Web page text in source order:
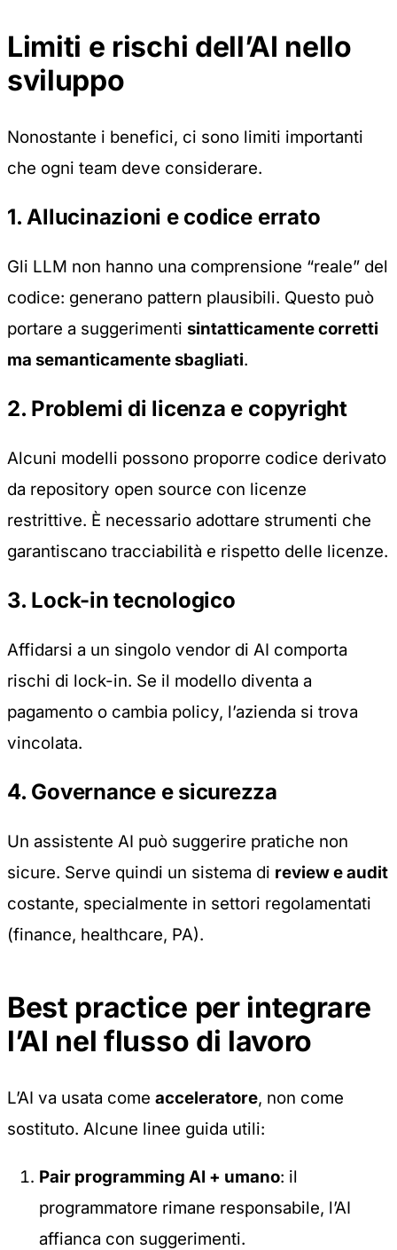
Limiti e rischi dell’AI nello
sviluppo
Nonostante i benefici, ci sono limiti importanti
che ogni team deve considerare.
1. Allucinazioni e codice errato
Gli LLM non hanno una comprensione “reale” del
codice: generano pattern plausibili. Questo può
portare a suggerimenti sintatticamente corretti
ma semanticamente sbagliati.
2. Problemi di licenza e copyright
Alcuni modelli possono proporre codice derivato
da repository open source con licenze
restrittive. È necessario adottare strumenti che
garantiscano tracciabilità e rispetto delle licenze.
3. Lock-in tecnologico
Affidarsi a un singolo vendor di AI comporta
rischi di lock-in. Se il modello diventa a
pagamento o cambia policy, l’azienda si trova
vincolata.
4. Governance e sicurezza
Un assistente AI può suggerire pratiche non
sicure. Serve quindi un sistema di review e audit
costante, specialmente in settori regolamentati
(finance, healthcare, PA).
Best practice per integrare
l’AI nel flusso di lavoro
L’AI va usata come acceleratore, non come
sostituto. Alcune linee guida utili:
Pair programming AI + umano: il
programmatore rimane responsabile, l’AI
affianca con suggerimenti.